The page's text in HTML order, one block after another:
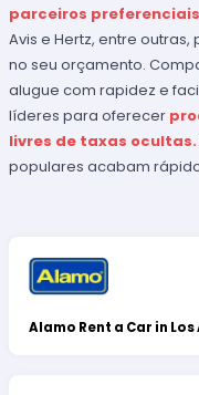
parceiros
Avis e Hertz, entre
no seu orçamento.
alugue com rapidez e
líderes para oferecer
livres de taxas ocultas.
populares acabam
Alamo Rent a Car in